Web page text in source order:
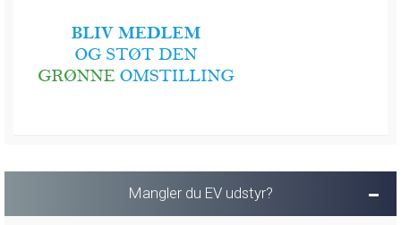
Mangler du EV udstyr?